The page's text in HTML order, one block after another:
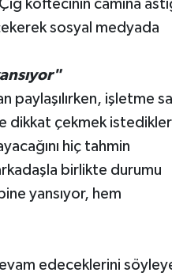
köftecinin camına
sosyal medyada
paylaşılırken, işletme
dikkat çekmek
hiç tahmin
birlikte durumu
yansıyor, hem
edeceklerini